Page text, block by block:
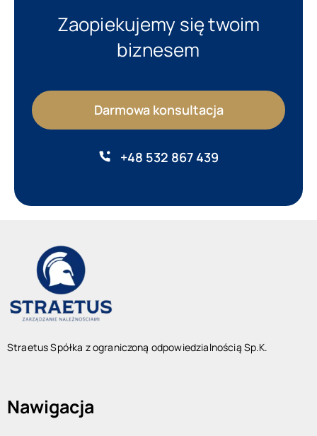
Zaopiekujemy się twoim
biznesem
Darmowa konsultacja
+48 532 867 439
Straetus Spółka z ograniczoną odpowiedzialnością Sp.K.
Nawigacja